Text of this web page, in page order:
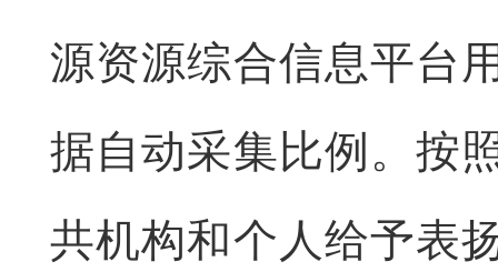
源资源综合信息平台
据自动采集比例。按
共机构和个人给予表